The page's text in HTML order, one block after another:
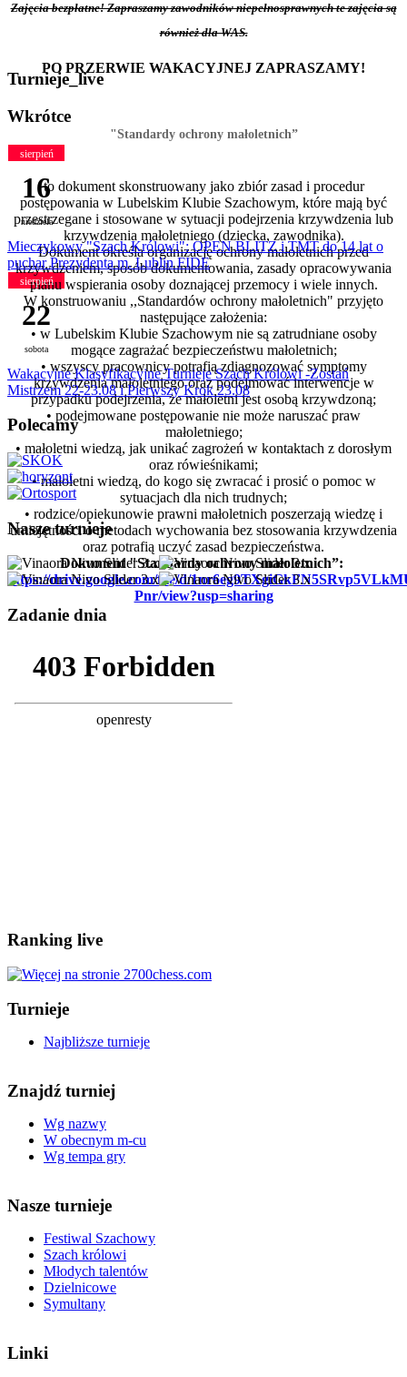
Zajęcia bezpłatne! Zapraszamy zawodników niepełnosprawnych te zajęcia są
również dla WAS.
PO PRZERWIE WAKACYJNEJ ZAPRASZAMY!
"Standardy ochrony małoletnich”
to dokument skonstruowany jako zbiór zasad i procedur
postępowania w Lubelskim Klubie Szachowym, które mają być
przestrzegane i stosowane w sytuacji podejrzenia krzywdzenia lub
krzywdzenia małoletniego (dziecka, zawodnika).
Dokument określa organizację ochrony małoletnich przed
krzywdzeniem, sposób dokumentowania, zasady opracowywania
planu wspierania osoby doznającej przemocy i wiele innych.
W konstruowaniu ,,Standardów ochrony małoletnich" przyjęto
następujące założenia:
• w Lubelskim Klubie Szachowym nie są zatrudniane osoby
mogące zagrażać bezpieczeństwu małoletnich;
• wszyscy pracownicy potrafią zdiagnozować symptomy
krzywdzenia małoletniego oraz podejmować interwencje w
przypadku podejrzenia, że małoletni jest osobą krzywdzoną;
• podejmowane postępowanie nie może naruszać praw
małoletniego;
• małoletni wiedzą, jak unikać zagrożeń w kontaktach z dorosłym
oraz rówieśnikami;
• małoletni wiedzą, do kogo się zwracać i prosić o pomoc w
sytuacjach dla nich trudnych;
• rodzice/opiekunowie prawni małoletnich poszerzają wiedzę i
umiejętności o metodach wychowania bez stosowania krzywdzenia
oraz potrafią uczyć zasad bezpieczeństwa.
Dokument "Standardy ochrony małoletnich”:
https://drive.google.com/file/d/
Pnr/view?usp=sharing
Turnieje_live
Wkrótce
sierpień
16
niedziela
Mieczykowy "Szach Królowi": OPEN BLITZ i TMT do 14 lat o
puchar Prezydenta m. Lublin FIDE
sierpień
22
sobota
Wakacyjne Klasyfikacyjne Turnieje Szach Królowi -Zostań
Mistrzem 22-23.08 i Pierwszy Krok 23.08
Polecamy
Nasze turnieje
Zadanie dnia
Ranking live
Turnieje
Najbliższe turnieje
Znajdź turniej
Wg nazwy
W obecnym m-cu
Wg tempa gry
Nasze turnieje
Festiwal Szachowy
Szach królowi
Młodych talentów
Dzielnicowe
Symultany
Linki